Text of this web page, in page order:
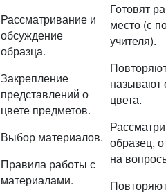
Рассматривание и
обсуждение
образца.
Закрепление
представлений о
цвете предметов.
Выбор материалов.
Правила работы с
материалами.
Готовят
место (с
учителя).
называют
цвета.
образец,
на